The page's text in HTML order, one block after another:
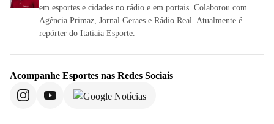
em esportes e cidades no rádio e em portais. Colaborou com
Agência Primaz, Jornal Geraes e Rádio Real. Atualmente é
repórter do Itatiaia Esporte.
Acompanhe Esportes nas Redes Sociais